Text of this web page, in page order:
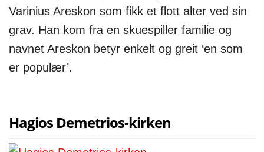
Varinius Areskon som fikk et flott alter ved sin
grav. Han kom fra en skuespiller familie og
navnet Areskon betyr enkelt og greit ‘en som
er populær’.
Hagios Demetrios-kirken